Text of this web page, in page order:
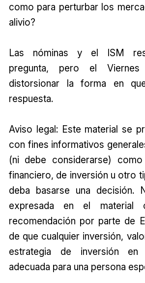
como para perturbar los
alivio?
Las nóminas y el ISM
pregunta, pero el Viernes
distorsionar la forma en
respuesta.
Aviso legal: Este material se
con fines informativos
(ni debe considerarse) como
financiero, de inversión u otro
deba basarse una decisión.
expresada en el material
recomendación por parte de
de que cualquier inversión,
estrategia de inversión en
adecuada para una persona